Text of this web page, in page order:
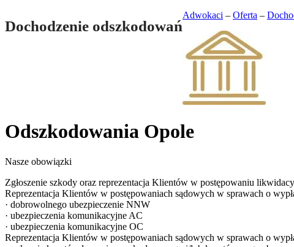
Dochodzenie odszkodowań
Adwokaci – Oferta –
Odszkodowania Opole
Nasze obowiązki
Zgłoszenie szkody oraz reprezentacja Klientów w postępowaniu
Reprezentacja Klientów w postępowaniach sądowych w sprawach o
· dobrowolnego ubezpieczenie NNW
· ubezpieczenia komunikacyjne AC
· ubezpieczenia komunikacyjne OC
Reprezentacja Klientów w postępowaniach sądowych w sprawach o